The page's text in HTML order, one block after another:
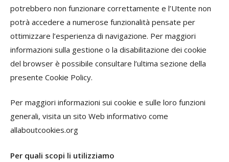
potrebbero non funzionare correttamente e l’Utente non
potrà accedere a numerose funzionalità pensate per
ottimizzare l’esperienza di navigazione. Per maggiori
informazioni sulla gestione o la disabilitazione dei cookie
del browser è possibile consultare l’ultima sezione della
presente Cookie Policy.
Per maggiori informazioni sui cookie e sulle loro funzioni
generali, visita un sito Web informativo come
allaboutcookies.org
Per quali scopi li utilizziamo